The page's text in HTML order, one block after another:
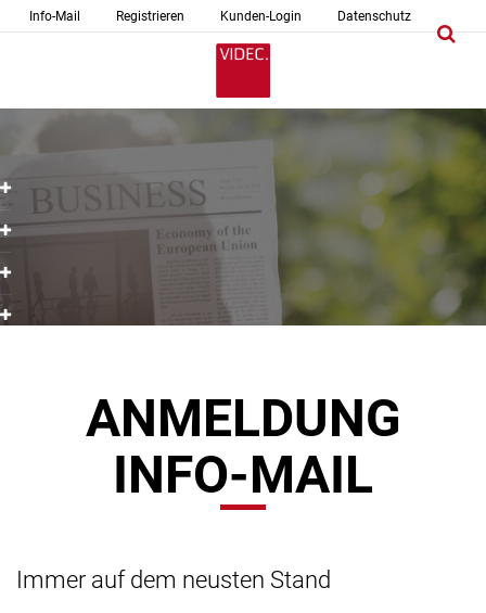
Info-Mail Registrieren Kunden-Login Datenschutz
ANMELDUNG
INFO-MAIL
Immer auf dem neusten Stand